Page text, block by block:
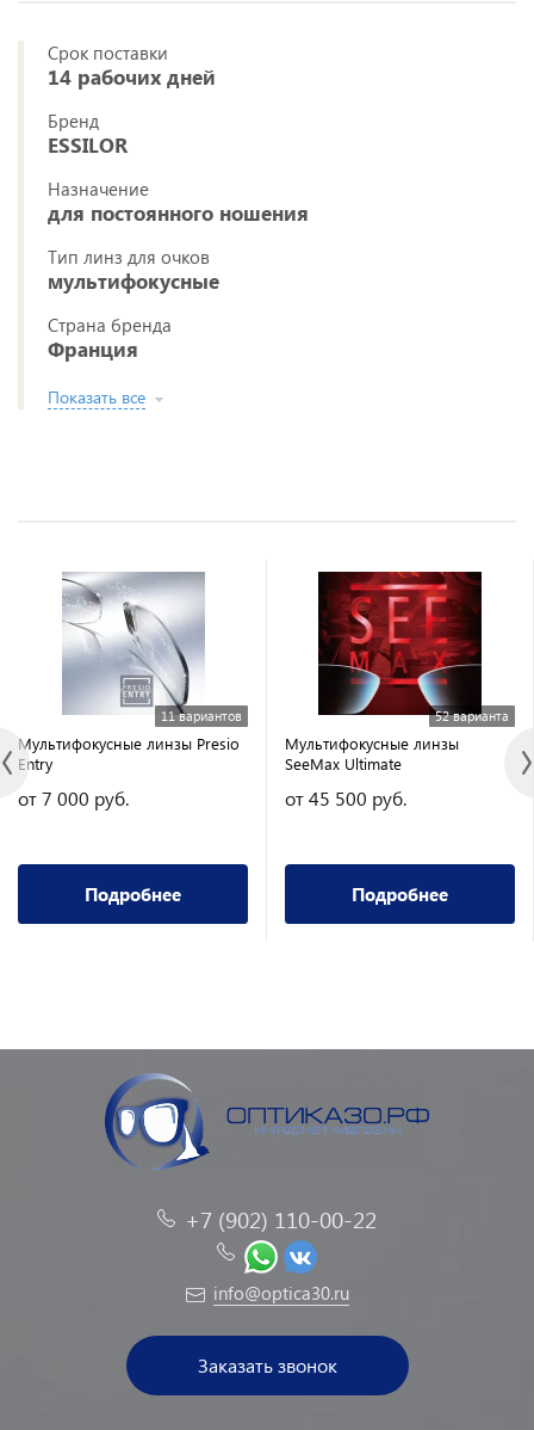
Срок поставки
14 рабочих дней
Бренд
ESSILOR
Назначение
для постоянного ношения
Тип линз для очков
мультифокусные
Страна бренда
Франция
Показать все
11 вариантов
Мультифокусные линзы Presio
Entry
от 7 000 руб.
Подробнее
52 варианта
Мультифокусные линзы
SeeMax Ultimate
от 45 500 руб.
Подробнее
+7 (902) 110-00-22
info@optica30.ru
Заказать звонок